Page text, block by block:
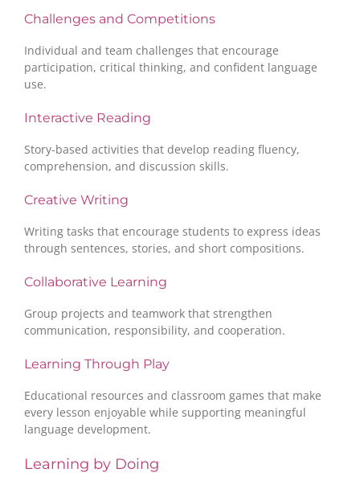
Challenges and Competitions
Individual and team challenges that encourage
participation, critical thinking, and confident language
use.
Interactive Reading
Story-based activities that develop reading fluency,
comprehension, and discussion skills.
Creative Writing
Writing tasks that encourage students to express ideas
through sentences, stories, and short compositions.
Collaborative Learning
Group projects and teamwork that strengthen
communication, responsibility, and cooperation.
Learning Through Play
Educational resources and classroom games that make
every lesson enjoyable while supporting meaningful
language development.
Learning by Doing